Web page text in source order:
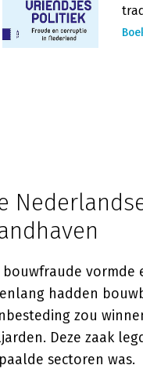
bouwfraude vormde
hadden
zou
Deze zaak
sectoren was.